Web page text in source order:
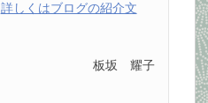
詳しくはブログの紹介文
板坂 耀子